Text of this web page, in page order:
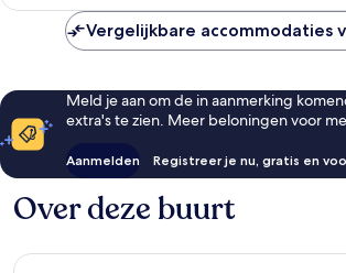
Vergelijkbare accommodaties
Meld je aan om de in aanmerking
extra's te zien. Meer beloningen voor
Aanmelden Registreer je nu, gratis en
Over deze buurt